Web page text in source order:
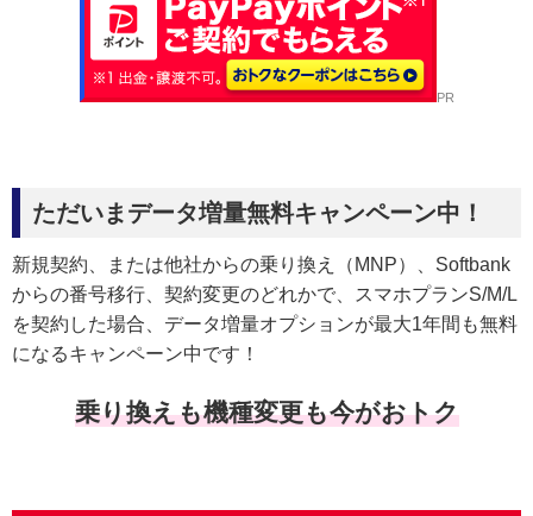
PR
ただいまデータ増量無料キャンペーン中！
新規契約、または他社からの乗り換え（MNP）、Softbank
からの番号移行、契約変更のどれかで、スマホプランS/M/L
を契約した場合、データ増量オプションが最大1年間も無料
になるキャンペーン中です！
乗り換えも機種変更も今がおトク